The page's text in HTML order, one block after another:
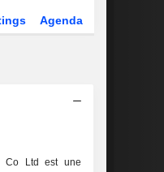
Agenda
Co Ltd est une